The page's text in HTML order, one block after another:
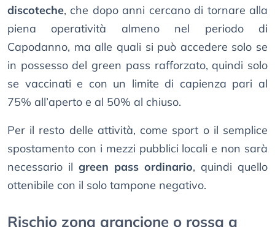
discoteche, che dopo anni cercano di tornare alla
piena operatività almeno nel periodo di
Capodanno, ma alle quali si può accedere solo se
in possesso del green pass rafforzato, quindi solo
se vaccinati e con un limite di capienza pari al
75% all’aperto e al 50% al chiuso.
Per il resto delle attività, come sport o il semplice
spostamento con i mezzi pubblici locali e non sarà
necessario il green pass ordinario, quindi quello
ottenibile con il solo tampone negativo.
Rischio zona arancione o rossa a